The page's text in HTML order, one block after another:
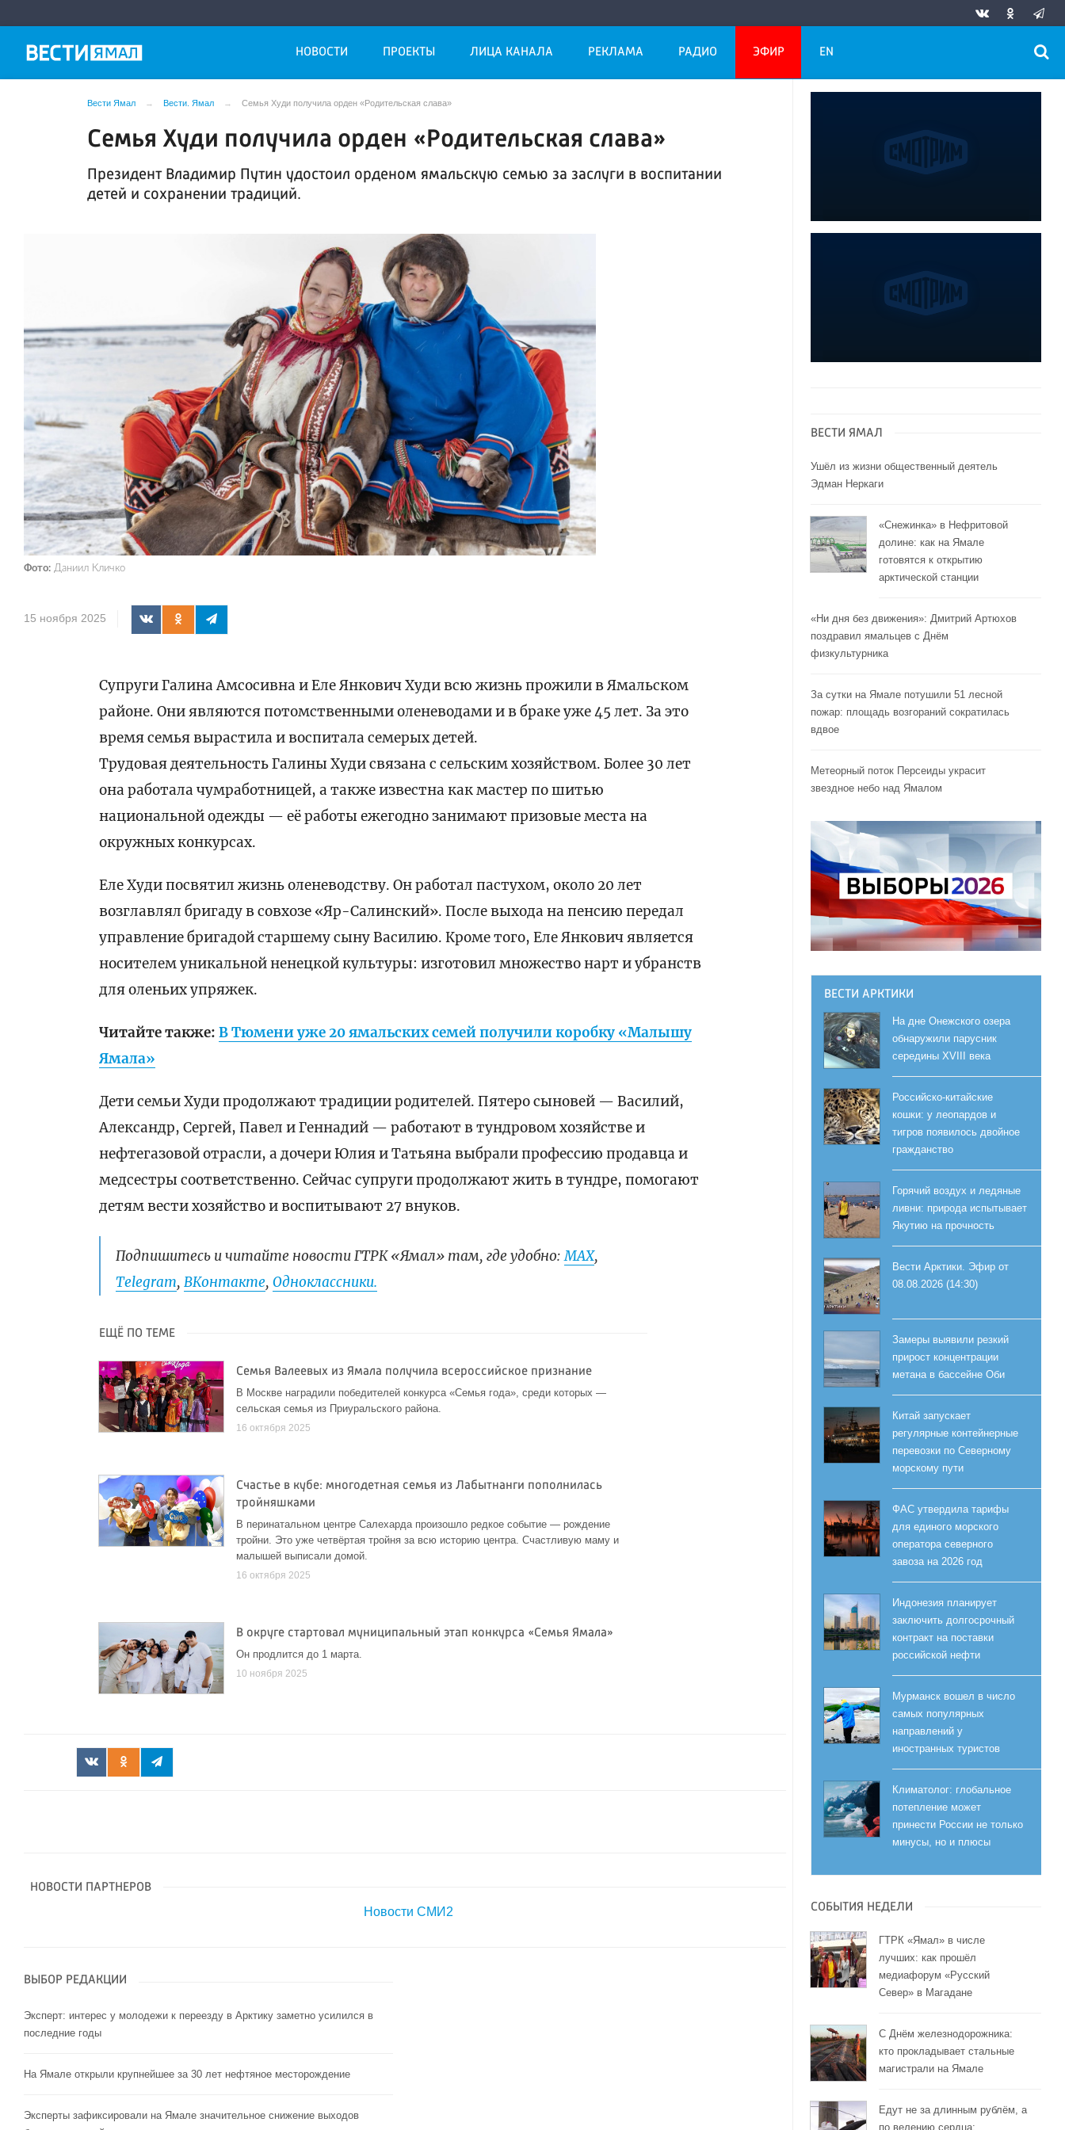
НОВОСТИ ПРОЕКТЫ ЛИЦА КАНАЛА РЕКЛАМА РАДИО ЭФИР EN
Вести Ямал Вести. Ямал Семья Худи получила орден «Родительская слава»
Семья Худи получила орден «Родительская слава»
Президент Владимир Путин удостоил орденом ямальскую семью за заслуги в воспитании
детей и сохранении традиций.
Фото: Даниил Кличко
15 ноября 2025
Супруги Галина Амсосивна и Еле Янкович Худи всю жизнь прожили в Ямальском
районе. Они являются потомственными оленеводами и в браке уже 45 лет. За это
время семья вырастила и воспитала семерых детей.
Трудовая деятельность Галины Худи связана с сельским хозяйством. Более 30 лет
она работала чумработницей, а также известна как мастер по шитью
национальной одежды — её работы ежегодно занимают призовые места на
окружных конкурсах.
Еле Худи посвятил жизнь оленеводству. Он работал пастухом, около 20 лет
возглавлял бригаду в совхозе «Яр-Салинский». После выхода на пенсию передал
управление бригадой старшему сыну Василию. Кроме того, Еле Янкович является
носителем уникальной ненецкой культуры: изготовил множество нарт и убранств
для оленьих упряжек.
Читайте также:В Тюмени уже 20 ямальских семей получили коробку «Малышу
Ямала»
Дети семьи Худи продолжают традиции родителей. Пятеро сыновей — Василий,
Александр, Сергей, Павел и Геннадий — работают в тундровом хозяйстве и
нефтегазовой отрасли, а дочери Юлия и Татьяна выбрали профессию продавца и
медсестры соответственно. Сейчас супруги продолжают жить в тундре, помогают
детям вести хозяйство и воспитывают 27 внуков.
Подпишитесь и читайте новости ГТРК «Ямал» там, где удобно:МАХ,
Telegram,ВКонтакте,Одноклассники.
ЕЩЁ ПО ТЕМЕ
Семья Валеевых из Ямала получила всероссийское признание
В Москве наградили победителей конкурса «Семья года», среди которых —
сельская семья из Приуральского района.
16 октября 2025
Счастье в кубе: многодетная семья из Лабытнанги пополнилась
тройняшками
В перинатальном центре Салехарда произошло редкое событие — рождение
тройни. Это уже четвёртая тройня за всю историю центра. Счастливую маму и
малышей выписали домой.
16 октября 2025
В округе стартовал муниципальный этап конкурса «Семья Ямала»
Он продлится до 1 марта.
10 ноября 2025
НОВОСТИ ПАРТНЕРОВ
Новости СМИ2
ВЫБОР РЕДАКЦИИ
Эксперт: интерес у молодежи к переезду в Арктику заметно усилился в
последние годы
На Ямале открыли крупнейшее за 30 лет нефтяное месторождение
Эксперты зафиксировали на Ямале значительное снижение выходов
ВЕСТИ ЯМАЛ
Ушёл из жизни общественный деятель
Эдман Неркаги
«Снежинка» в Нефритовой
долине: как на Ямале
готовятся к открытию
арктической станции
«Ни дня без движения»: Дмитрий Артюхов
поздравил ямальцев с Днём
физкультурника
За сутки на Ямале потушили 51 лесной
пожар: площадь возгораний сократилась
вдвое
Метеорный поток Персеиды украсит
звездное небо над Ямалом
ВЕСТИ АРКТИКИ
На дне Онежского озера
обнаружили парусник
середины XVIII века
Российско-китайские
кошки: у леопардов и
тигров появилось двойное
гражданство
Горячий воздух и ледяные
ливни: природа испытывает
Якутию на прочность
Вести Арктики. Эфир от
08.08.2026 (14:30)
Замеры выявили резкий
прирост концентрации
метана в бассейне Оби
Китай запускает
регулярные контейнерные
перевозки по Северному
морскому пути
ФАС утвердила тарифы
для единого морского
оператора северного
завоза на 2026 год
Индонезия планирует
заключить долгосрочный
контракт на поставки
российской нефти
Мурманск вошел в число
самых популярных
направлений у
иностранных туристов
Климатолог: глобальное
потепление может
принести России не только
минусы, но и плюсы
СОБЫТИЯ НЕДЕЛИ
ГТРК «Ямал» в числе
лучших: как прошёл
медиафорум «Русский
Север» в Магадане
С Днём железнодорожника:
кто прокладывает стальные
магистрали на Ямале
Едут не за длинным рублём, а
по велению сердца: